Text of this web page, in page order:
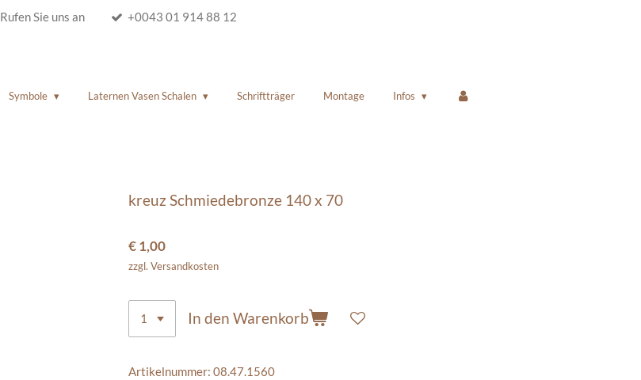
Rufen Sie uns an +0043 01 914 88 12
Symbole Laternen Vasen Schalen Schriftträger Montage Infos
kreuz Schmiedebronze 140 x 70
€ 1,00
zzgl. Versandkosten
In den Warenkorb
Artikelnummer: 08.47.1560